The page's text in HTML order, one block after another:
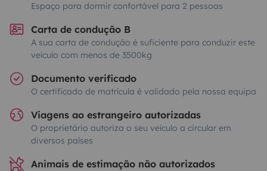
Espaço para dormir confortável para 2 pessoas
Carta de condução B
A sua carta de condução é suficiente para conduzir este
veículo com menos de 3500kg
Documento verificado
O certificado de matrícula é validado pela nossa equipa
Viagens ao estrangeiro autorizadas
O proprietário autoriza o seu veículo a circular em
diversos países
Animais de estimação não autorizados